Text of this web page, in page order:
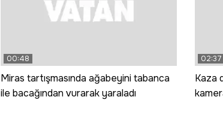
00:48
Miras tartışmasında ağabeyini tabanca
ile bacağından vurarak yaraladı
02:37
Kaza